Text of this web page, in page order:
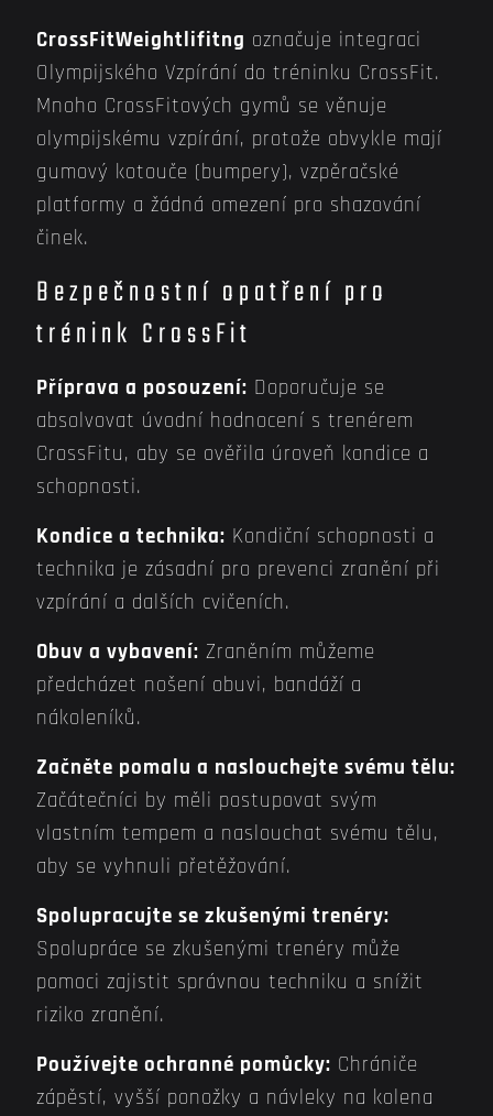
CrossFitWeightlifitng označuje integraci
Olympijského Vzpírání do tréninku CrossFit.
Mnoho CrossFitových gymů se věnuje
olympijskému vzpírání, protože obvykle mají
gumový kotouče (bumpery), vzpěračské
platformy a žádná omezení pro shazování
činek.
Bezpečnostní opatření pro
trénink CrossFit
Příprava a posouzení: Doporučuje se
absolvovat úvodní hodnocení s trenérem
CrossFitu, aby se ověřila úroveň kondice a
schopnosti.
Kondice a technika: Kondiční schopnosti a
technika je zásadní pro prevenci zranění při
vzpírání a dalších cvičeních.
Obuv a vybavení: Zraněním můžeme
předcházet nošení obuvi, bandáží a
nákoleníků.
Začněte pomalu a naslouchejte svému tělu:
Začátečníci by měli postupovat svým
vlastním tempem a naslouchat svému tělu,
aby se vyhnuli přetěžování.
Spolupracujte se zkušenými trenéry:
Spolupráce se zkušenými trenéry může
pomoci zajistit správnou techniku a snížit
riziko zranění.
Používejte ochranné pomůcky: Chrániče
zápěstí, vyšší ponožky a návleky na kolena